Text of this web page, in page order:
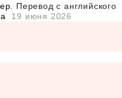
. Перевод с английского
19 июня 2026